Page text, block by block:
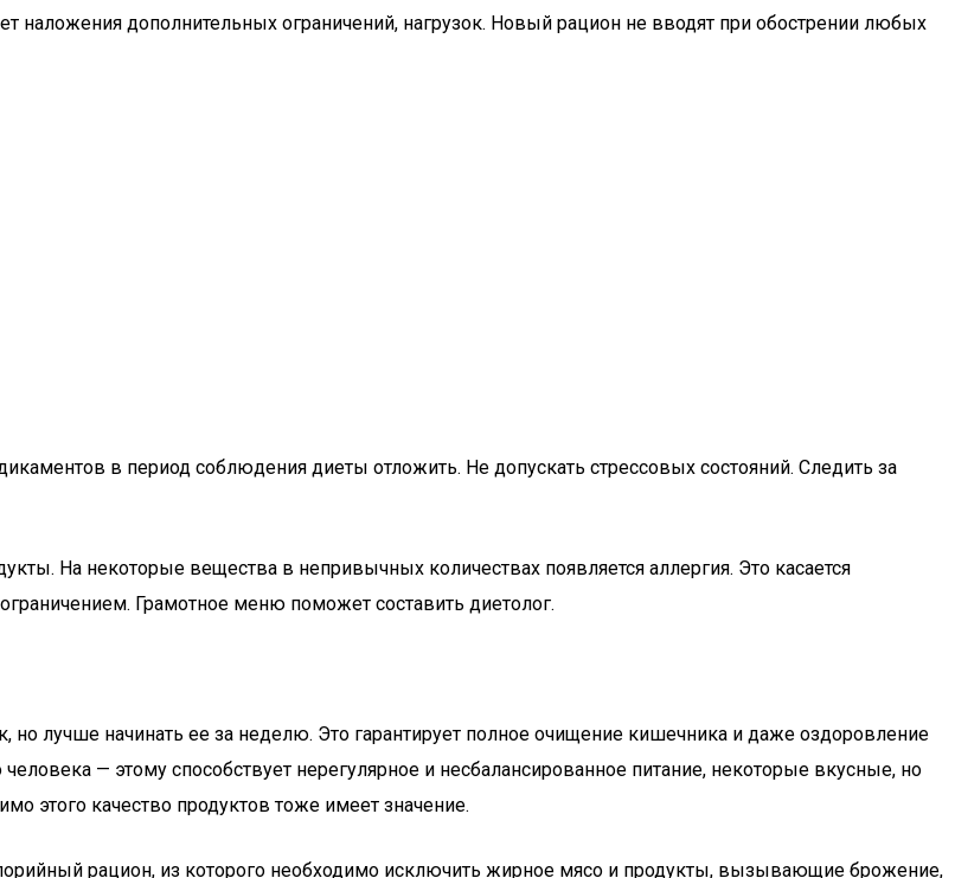
наложения дополнительных ограничений, нагрузок. Новый рацион не вводят при обострении любых
в период соблюдения диеты отложить. Не допускать стрессовых состояний. Следить за
На некоторые вещества в непривычных количествах появляется аллергия. Это касается
Грамотное меню поможет составить диетолог.
лучше начинать ее за неделю. Это гарантирует полное очищение кишечника и даже оздоровление
— этому способствует нерегулярное и несбалансированное питание, некоторые вкусные, но
этого качество продуктов тоже имеет значение.
рацион, из которого необходимо исключить жирное мясо и продукты, вызывающие брожение,